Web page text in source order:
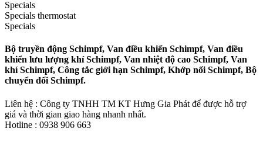
Specials
Specials thermostat
Specials
Bộ truyền động Schimpf, Van điều khiển Schimpf, Van điều
khiển lưu lượng khí Schimpf, Van nhiệt độ cao Schimpf, Van
khí Schimpf, Công tắc giới hạn Schimpf, Khớp nối Schimpf, Bộ
chuyển đổi Schimpf.
Liên hệ : Công ty TNHH TM KT Hưng Gia Phát để được hỗ trợ
giá và thời gian giao hàng nhanh nhất.
Hotline : 0938 906 663